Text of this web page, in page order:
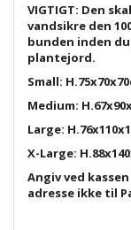
VIGTIGT: Den
vandsikre den
bunden inden
plantejord.
Small:
Medium:
Large:
X-Large:
Angiv ved
adresse ikke til